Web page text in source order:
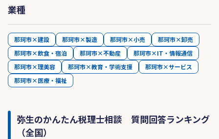
業種
那珂市×建設 那珂市×製造 那珂市×小売
那珂市×卸売
那珂市×飲食・宿泊
那珂市×不動産
那珂市×IT・情報通信
那珂市×理美容
那珂市×教育・学術支援
那珂市×サービス
那珂市×医療・福祉
弥生のかんたん税理士相談 質問回答ランキング
（全国）